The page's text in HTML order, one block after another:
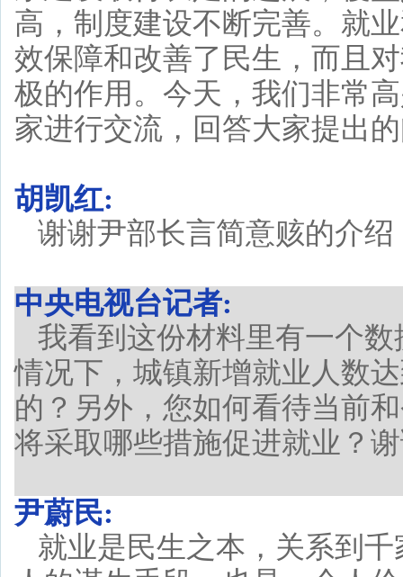
高，制度建设不断完善。就
效保障和改善了民生，而且
极的作用。今天，我们非常
家进行交流，回答大家提出
胡凯红:
谢谢尹部长言简意赅的介
中央电视台记者:
我看到这份材料里有一个
情况下，城镇新增就业人数
的？另外，您如何看待当前
将采取哪些措施促进就业？
尹蔚民:
就业是民生之本，关系到